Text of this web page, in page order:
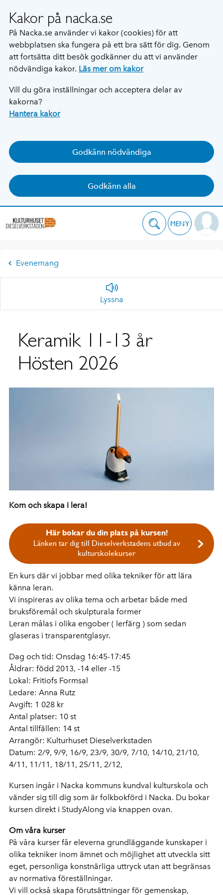
Kakor på nacka.se
På Nacka.se använder vi kakor (cookies) för att
webbplatsen ska fungera på ett bra sätt för dig. Genom
att fortsätta ditt besök godkänner du att vi använder
nödvändiga kakor. Läs mer om kakor
Vill du göra inställningar och acceptera delar av
kakorna?
Hantera kakor
Godkänn nödvändiga
Godkänn alla
MENY
Evenemang
Lyssna
Keramik 11-13 år
Hösten 2026
Kom och skapa i lera!
Här bokar du din plats på kursen!
Länken tar dig till Dieselverkstadens utbud av
kulturskolekurser
En kurs där vi jobbar med olika tekniker för att lära
känna leran.
Vi inspireras av olika tema och arbetar både med
bruksföremål och skulpturala former
Leran målas i olika engober ( lerfärg ) som sedan
glaseras i transparentglasyr.
Dag och tid: Onsdag 16:45-17:45
Åldrar: född 2013, -14 eller -15
Lokal: Fritiofs Formsal
Ledare: Anna Rutz
Avgift: 1 028 kr
Antal platser: 10 st
Antal tillfällen: 14 st
Arrangör: Kulturhuset Dieselverkstaden
Datum: 2/9, 9/9, 16/9, 23/9, 30/9, 7/10, 14/10, 21/10,
4/11, 11/11, 18/11, 25/11, 2/12,
Kursen ingår i Nacka kommuns kundval kulturskola och
vänder sig till dig som är folkbokförd i Nacka. Du bokar
kursen direkt i StudyAlong via knappen ovan.
Om våra kurser
På våra kurser får eleverna grundläggande kunskaper i
olika tekniker inom ämnet och möjlighet att utveckla sitt
eget, personliga konstnärliga uttryck utan att begränsas
av normativa föreställningar.
Vi vill också skapa förutsättningar för gemenskap,